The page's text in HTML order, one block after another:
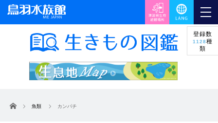
登録数
1128種
類
ホーム 魚類 カンパチ